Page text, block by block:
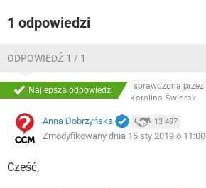
1 odpowiedzi
ODPOWIEDŹ 1 / 1
Najlepsza odpowiedź
sprawdzona przez:
Karolina Świdrak
Anna Dobrzyńska 13 497
Zmodyfikowany dnia 15 sty 2019 o 11:00
Cześć,